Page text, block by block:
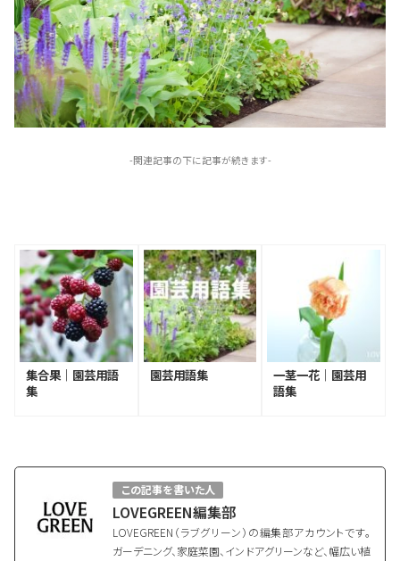
-関連記事の下に記事が続きます-
集合果｜園芸用語
集
園芸用語集
一茎一花｜園芸用
語集
この記事を書いた人
LOVEGREEN編集部
LOVEGREEN（ラブグリーン）の編集部アカウントです。
ガーデニング、家庭菜園、インドアグリーンなど、幅広い植